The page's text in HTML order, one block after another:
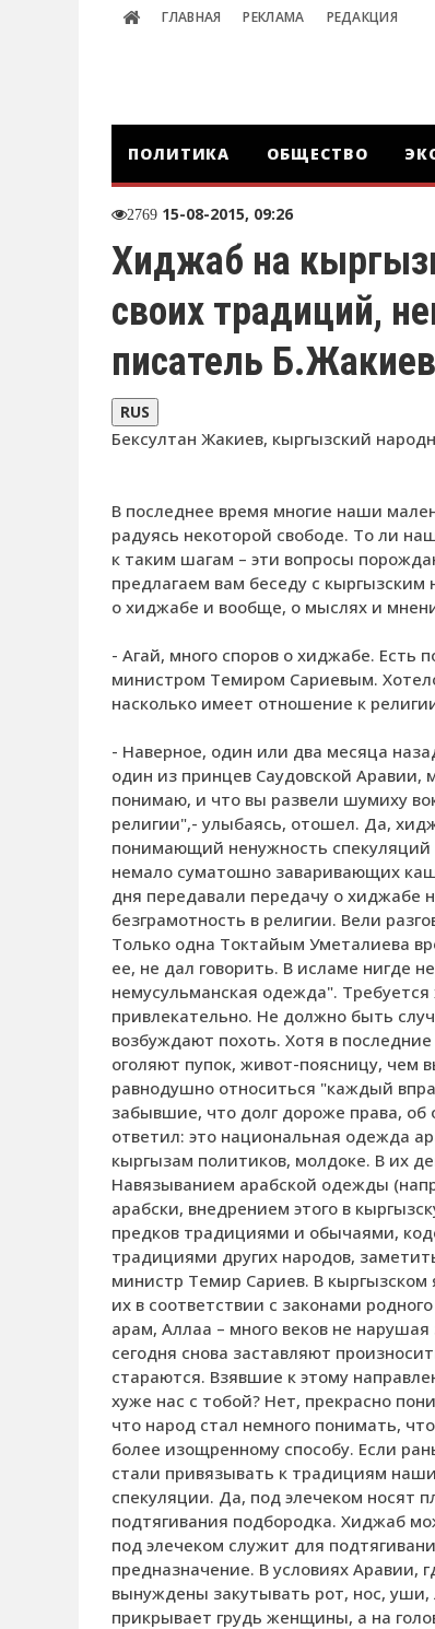
ГЛАВНАЯ РЕКЛАМА РЕДАКЦИЯ
ПОЛИТИКА ОБЩЕСТВО
2769 15-08-2015, 09:26
Хиджаб на
своих традиций,
писатель Б.Жакиев
RUS
Бексултан Жакиев, кыргызский
В последнее время многие наши
радуясь некоторой свободе. То ли
к таким шагам – эти вопросы
предлагаем вам беседу с
о хиджабе и вообще, о мыслях и
- Агай, много споров о хиджабе.
министром Темиром Сариевым.
насколько имеет отношение к
- Наверное, один или два месяца
один из принцев Саудовской Аравии,
понимаю, и что вы развели шумиху
религии",- улыбаясь, отошел. Да,
понимающий ненужность спекуляций
немало суматошно заваривающих
дня передавали передачу о хиджабе
безграмотность в религии. Вели
Только одна Токтайым Уметалиева
ее, не дал говорить. В исламе нигде
немусульманская одежда".
привлекательно. Не должно быть
возбуждают похоть. Хотя в
оголяют пупок, живот-поясницу, чем
равнодушно относиться "каждый
забывшие, что долг дороже права, об
ответил: это национальная одежда
кыргызам политиков, молдоке. В их
Навязыванием арабской одежды
арабски, внедрением этого в
предков традициями и обычаями,
традициями других народов,
министр Темир Сариев. В
их в соответствии с законами
арам, Аллаа – много веков не
сегодня снова заставляют
стараются. Взявшие к этому
хуже нас с тобой? Нет, прекрасно
что народ стал немного понимать,
более изощренному способу. Если
стали привязывать к традициям
спекуляции. Да, под элечеком носят
подтягивания подбородка. Хиджаб
под элечеком служит для
предназначение. В условиях Аравии,
вынуждены закутывать рот, нос,
прикрывает грудь женщины, а на